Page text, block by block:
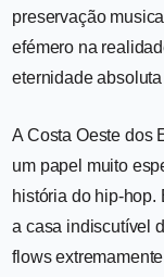
preservação
efémero na
eternidade
A Costa Oeste dos
um papel muito
história do hip-hop.
a casa indiscutível
flows